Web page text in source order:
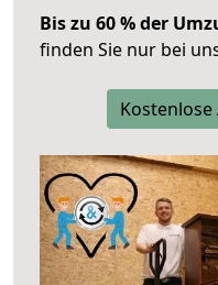
Bis zu 60 % der
finden Sie nur bei